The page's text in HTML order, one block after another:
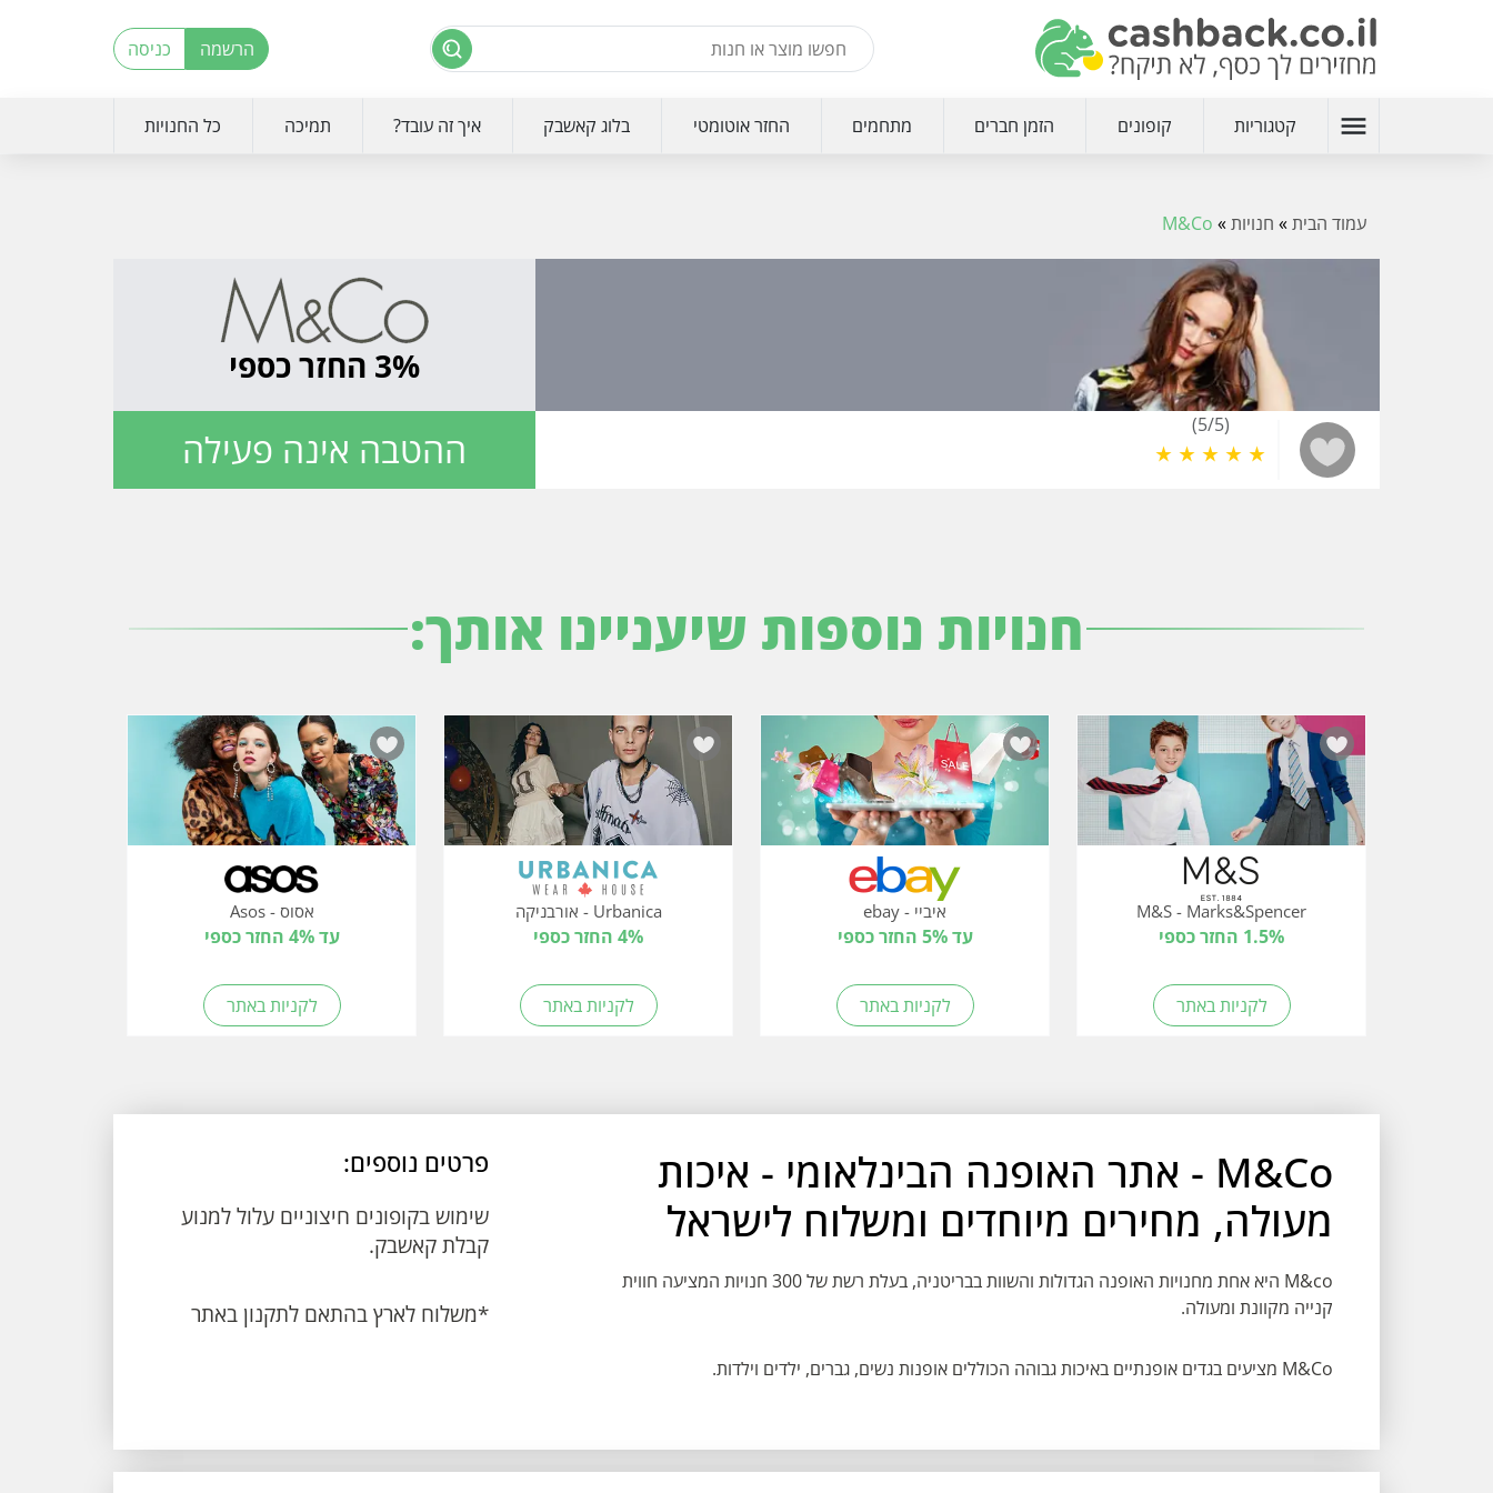
הרשמה כניסה
menu קטגוריות קופונים הזמן חברים מתחמים החזר אוטומטי בלוג קאשבק איך זה עובד? תמיכה כל החנויות
עמוד הבית» חנויות»
M&Co
3% החזר כספי
(5/5)
ההטבה אינה פעילה
חנויות נוספות שיעניינו אותך:
M&S - Marks&Spencer
1.5% החזר כספי
לקניות באתר
איביי - ebay
עד 5% החזר כספי
לקניות באתר
Urbanica - אורבניקה
4% החזר כספי
לקניות באתר
אסוס - Asos
עד 4% החזר כספי
לקניות באתר
M&Co - אתר האופנה הבינלאומי - איכות
מעולה, מחירים מיוחדים ומשלוח לישראל
M&co היא אחת מחנויות האופנה הגדולות והשוות בבריטניה, בעלת רשת של 300 חנויות המציעה חווית
קנייה מקוונת ומעולה.
M&Co מציעים בגדים אופנתיים באיכות גבוהה הכוללים אופנות נשים, גברים, ילדים וילדות.
פרטים נוספים:
שימוש בקופונים חיצוניים עלול למנוע
קבלת קאשבק.
*משלוח לארץ בהתאם לתקנון באתר